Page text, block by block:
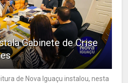
Gabinete de Crise
de Nova Iguaçu instalou, nesta